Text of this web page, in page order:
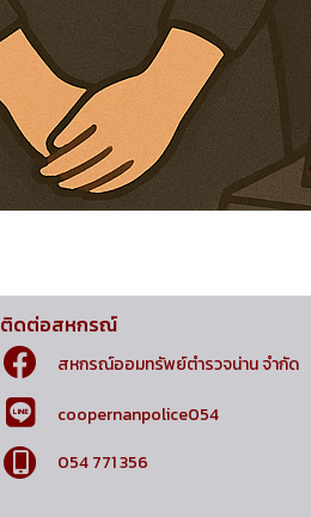
ติดต่อสหกรณ์
สหกรณ์ออมทรัพย์ตำรวจน่าน จำกัด
coopernanpolice054
054 771 356